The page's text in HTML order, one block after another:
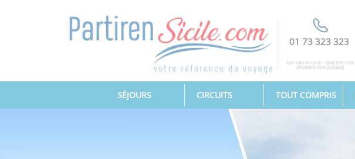
01 73 323 323
lun-sam:8h-22h - dim:10h-19h
(Numéro non surtaxé)
SÉJOURS(CURRENT) CIRCUITS TOUT COMPRIS